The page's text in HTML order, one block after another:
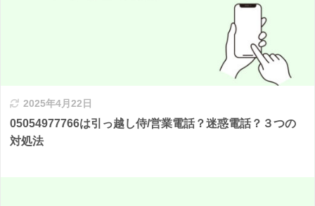
2025年4月22日
05054977766は引っ越し侍/営業電話？迷惑電話？３つの
対処法